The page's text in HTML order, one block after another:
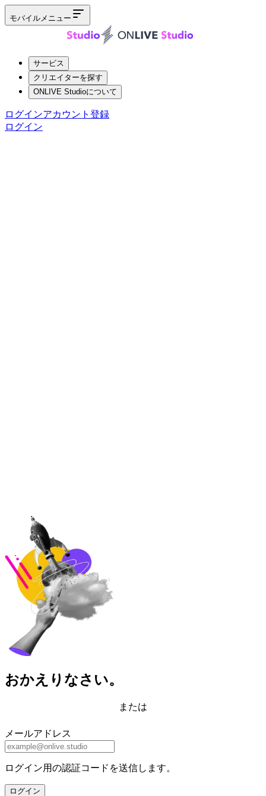
モバイルメニュー
サービス
クリエイターを探す
ONLIVE Studioについて
ログインアカウント登録
ログイン
おかえりなさい。
または
メールアドレス
ログイン用の認証コードを送信します。
ログイン